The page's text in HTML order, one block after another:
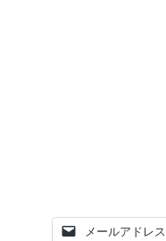
メールアドレス